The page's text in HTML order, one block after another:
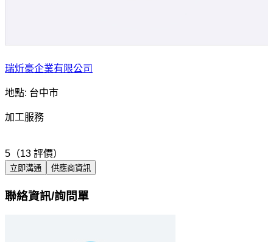
瑞炘豪企業有限公司
地點: 台中市
加工服務
5（13 評價）
立即溝通 供應商資訊
聯絡資訊/詢問單